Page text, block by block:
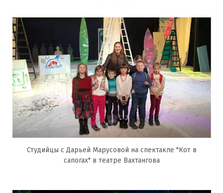
Студийцы с Дарьей Марусовой на спектакле "Кот в
сапогах" в театре Вахтангова